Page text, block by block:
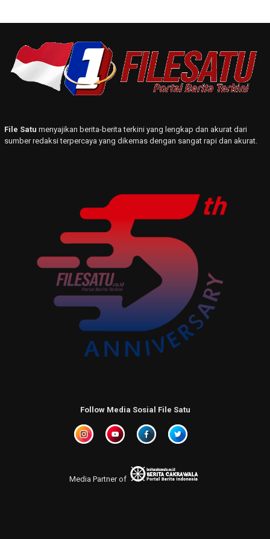
File Satu menyajikan berita-berita terkini yang lengkap dan akurat dari
sumber redaksi terpercaya yang dikemas dengan sangat rapi dan akurat.
Follow Media Sosial File Satu
Media Partner of